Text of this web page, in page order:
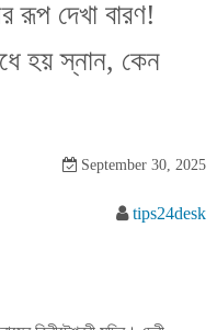
রূপ দেখা বারণ!
হয় স্নান, কেন
September 30, 2025
tips24desk